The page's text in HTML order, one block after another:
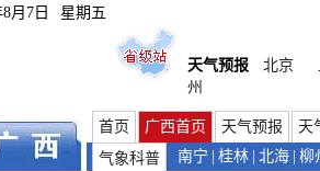
月7日 星期五
天气预报 北京
州
首页 广西首页 天气预报
天
气象科普
南宁 桂林 北海 柳